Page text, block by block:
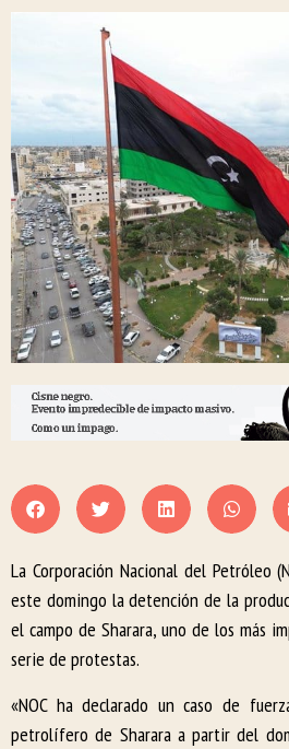
La Corporación Nacional del Petróleo
este domingo la detención de la
el campo de Sharara, uno de los más
serie de protestas.
«NOC ha declarado un caso de
petrolífero de Sharara a partir del